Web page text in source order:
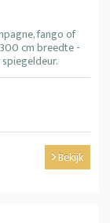
fango of
cm breedte -
Bekijk